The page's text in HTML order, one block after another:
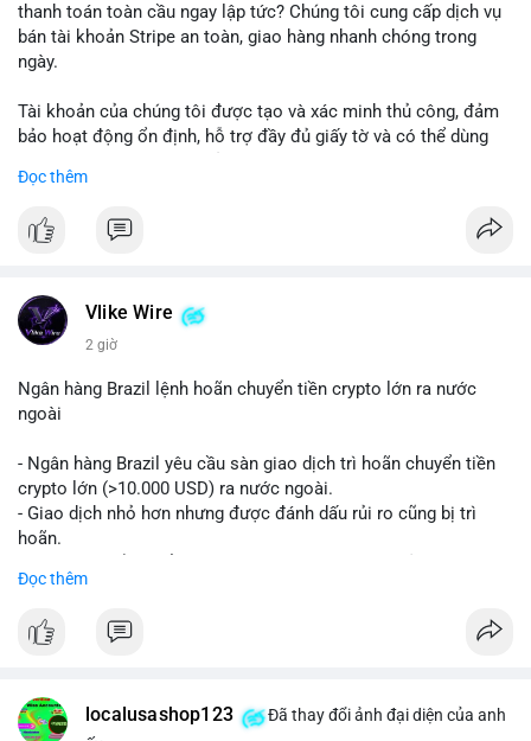
thanh toán toàn cầu ngay lập tức? Chúng tôi cung cấp dịch vụ
bán tài khoản Stripe an toàn, giao hàng nhanh chóng trong
ngày.
Tài khoản của chúng tôi được tạo và xác minh thủ công, đảm
bảo hoạt động ổn định, hỗ trợ đầy đủ giấy tờ và có thể dùng
Telegram: @SmartSMMworld
#buyverifiedstripeaccounts
Đọc thêm
Vlike Wire
2 giờ
Ngân hàng Brazil lệnh hoãn chuyển tiền crypto lớn ra nước
ngoài
- Ngân hàng Brazil yêu cầu sàn giao dịch trì hoãn chuyển tiền
crypto lớn (>10.000 USD) ra nước ngoài.
- Giao dịch nhỏ hơn nhưng được đánh dấu rủi ro cũng bị trì
hoãn.
#vlikevn #titanbot
Đọc thêm
localusashop123
Đã thay đổi ảnh đại diện của anh